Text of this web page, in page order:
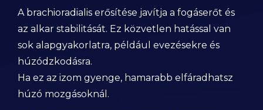
A brachioradialis erősítése javítja a fogáserőt és
az alkar stabilitását. Ez közvetlen hatással van
sok alapgyakorlatra, például evezésekre és
húzódzkodásra.
Ha ez az izom gyenge, hamarabb elfáradhatsz
húzó mozgásoknál.